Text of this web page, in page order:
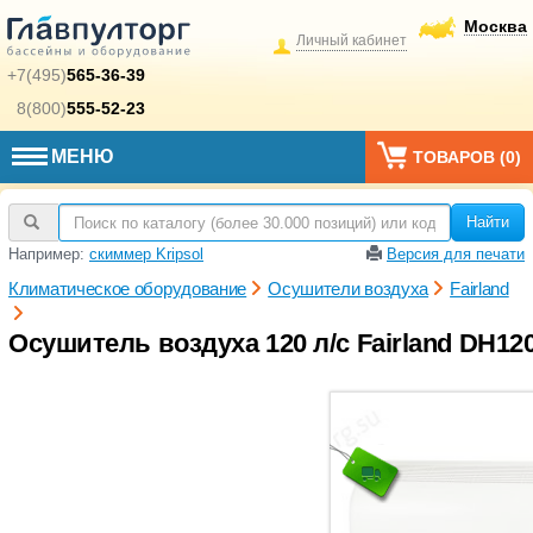
+7(495)565-36-39
8(800)555-52-23
Москва
Личный кабинет
МЕНЮ ТОВАРОВ (0)
Найти
Например: скиммер Kripsol Версия для печати
Климатическое оборудование Осушители воздуха Fairland
Осушитель воздуха 120 л/с Fairland